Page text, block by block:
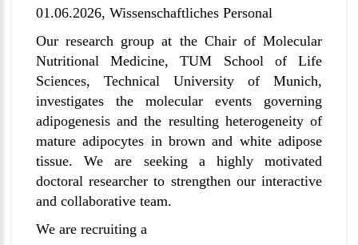
01.06.2026, Wissenschaftliches Personal
Our research group at the Chair of Molecular
Nutritional Medicine, TUM School of Life
Sciences, Technical University of Munich,
investigates the molecular events governing
adipogenesis and the resulting heterogeneity of
mature adipocytes in brown and white adipose
tissue. We are seeking a highly motivated
doctoral researcher to strengthen our interactive
and collaborative team.
We are recruiting a